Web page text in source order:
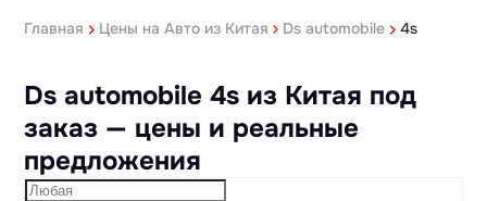
Главная Цены на Авто из Китая Ds automobile 4s
Ds automobile 4s из Китая под
заказ — цены и реальные
предложения